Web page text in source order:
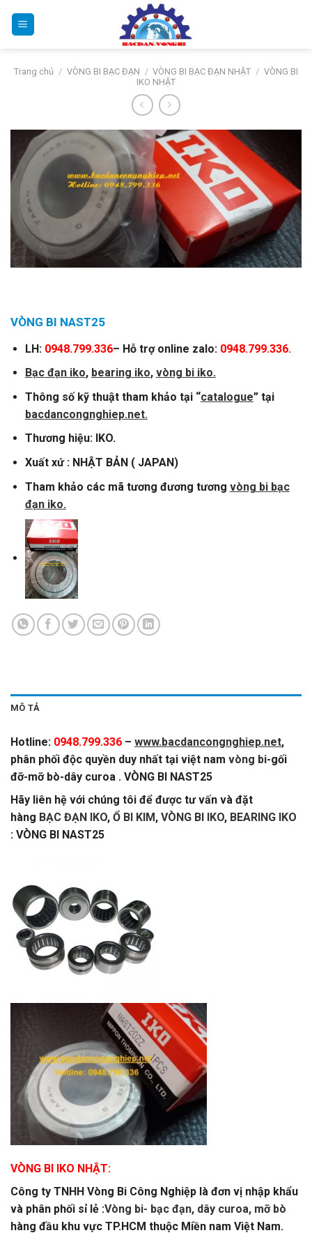
Trang chủ / VÒNG BI BẠC ĐẠN / VÒNG BI BẠC ĐẠN NHẬT / VÒNG BI
IKO NHẬT
VÒNG BI NAST25
LH: 0948.799.336– Hỗ trợ online zalo: 0948.799.336.
Bạc đạn iko, bearing iko, vòng bi iko.
Thông số kỹ thuật tham khảo tại “catalogue” tại
bacdancongnghiep.net.
Thương hiệu: IKO.
Xuất xứ : NHẬT BẢN ( JAPAN)
Tham khảo các mã tương đương tương vòng bi bạc
đạn iko.
MÔ TẢ
Hotline: 0948.799.336 – www.bacdancongnghiep.net,
phân phối độc quyền duy nhất tại việt nam vòng bi-gối
đỡ-mỡ bò-dây curoa . VÒNG BI NAST25
Hãy liên hệ với chúng tôi để được tư vấn và đặt
hàng BẠC ĐẠN IKO, Ổ BI KIM, VÒNG BI IKO, BEARING IKO
: VÒNG BI NAST25
VÒNG BI IKO NHẬT:
Công ty TNHH Vòng Bi Công Nghiệp là đơn vị nhập khẩu
và phân phối sỉ lẻ :Vòng bi- bạc đạn, dây curoa, mỡ bò
hàng đầu khu vực TP.HCM thuộc Miền nam Việt Nam.